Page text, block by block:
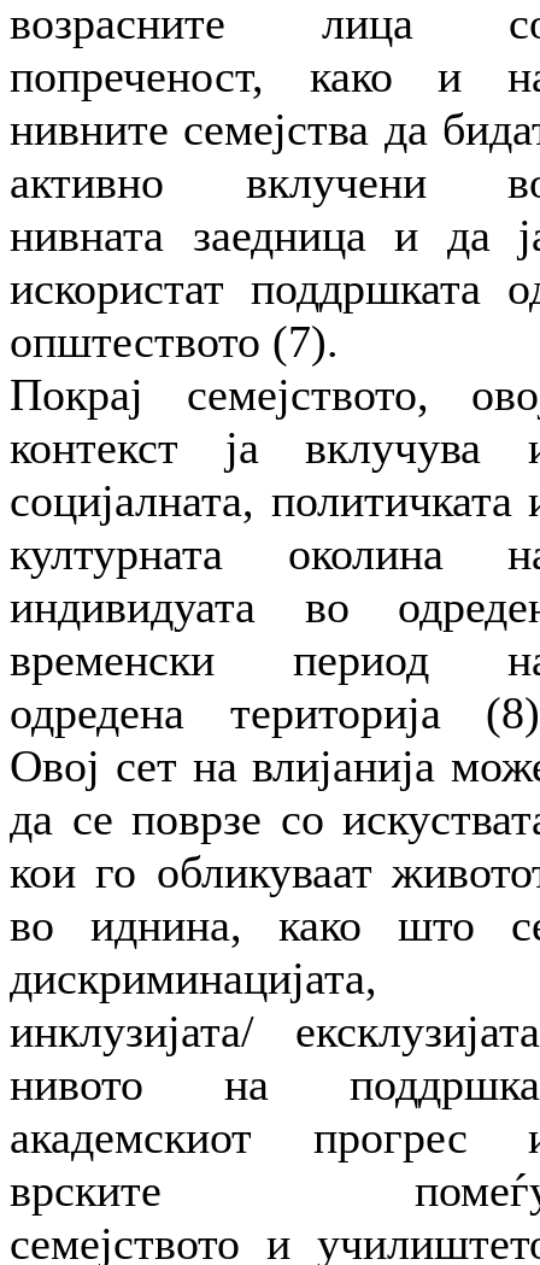
возрасните лица
попреченост, како и
нивните семејства да
активно вклучени
нивната заедница и да
искористат поддршката
општеството (7).
Покрај семејството,
контекст ја вклучува
социјалната, политичката
културната околина
индивидуата во
временски период
одредена територија
Овој сет на влијанија
да се поврзе со
кои го обликуваат
во иднина, како што
дискриминацијата,
инклузијата/
нивото на
академскиот прогрес
врските
семејството и